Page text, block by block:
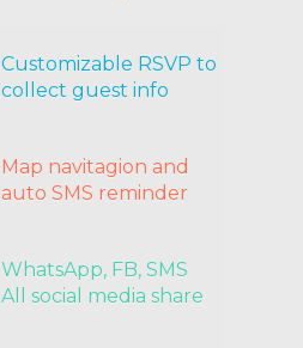
Customizable RSVP to
collect guest info
Map navitagion and
auto SMS reminder
WhatsApp, FB, SMS
All social media share